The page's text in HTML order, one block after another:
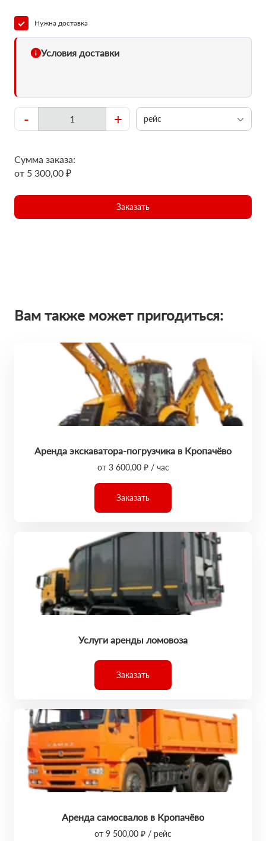
Нужна доставка
Условия доставки
- + рейс
Сумма заказа:
от 5 300,00 ₽
Заказать
Вам также может пригодиться:
Аренда экскаватора-погрузчика в Кропачёво
от 3 600,00 ₽ / час
Заказать
Услуги аренды ломовоза
Заказать
Аренда самосвалов в Кропачёво
от 9 500,00 ₽ / рейс